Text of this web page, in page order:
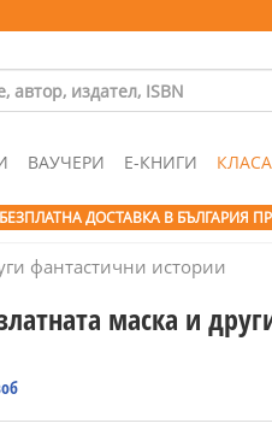
ВАУЧЕРИ Е-КНИГИ
БЕЗПЛАТНА ДОСТАВКА В БЪЛГАРИЯ
фантастични истории
маска и